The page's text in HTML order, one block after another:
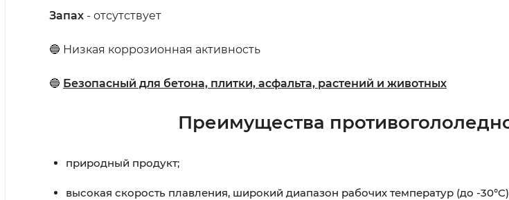
Запах - отсутствует
🔵 Низкая коррозионная активность
🔵 Безопасный для бетона, плитки, асфальта, растений и животных
Преимущества
природный продукт;
высокая скорость плавления, широкий диапазон рабочих температур (до -